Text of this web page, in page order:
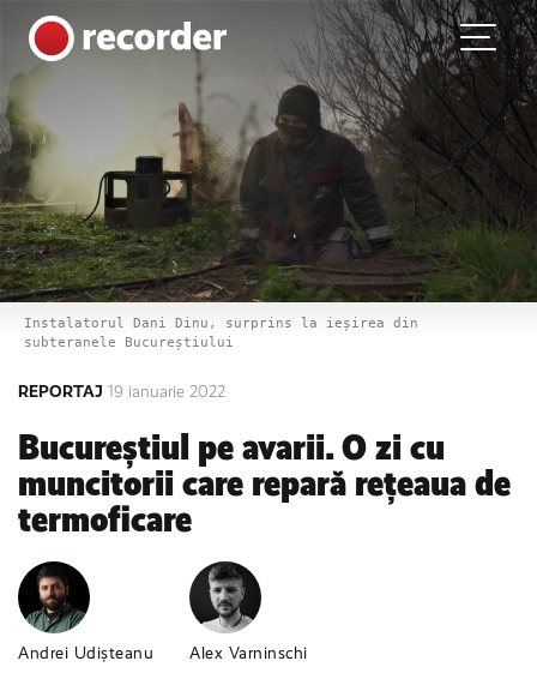
Skip to content
Main Navigation
Instalatorul Dani Dinu, surprins la ieșirea din
subteranele Bucureștiului
REPORTAJ 19 ianuarie 2022
Bucureștiul pe avarii. O zi cu
muncitorii care repară rețeaua de
termoficare
Andrei Udișteanu Alex Varninschi